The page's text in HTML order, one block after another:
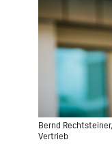
Bernd
Vertrieb